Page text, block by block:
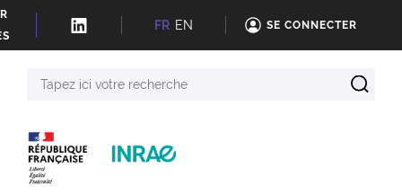
FR EN SE CONNECTER